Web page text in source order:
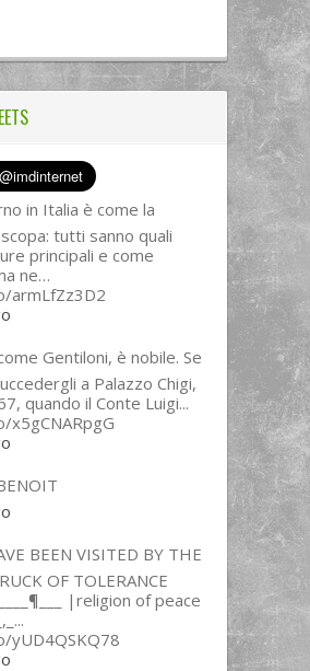
in Italia è come la
tutti sanno quali
principali e come
ne…
armLfZz3D2
Gentiloni, è nobile. Se
a Palazzo Chigi,
quando il Conte Luigi...
BEEN VISITED BY THE
OF TOLERANCE
|religion of peace
yUD4QSKQ78